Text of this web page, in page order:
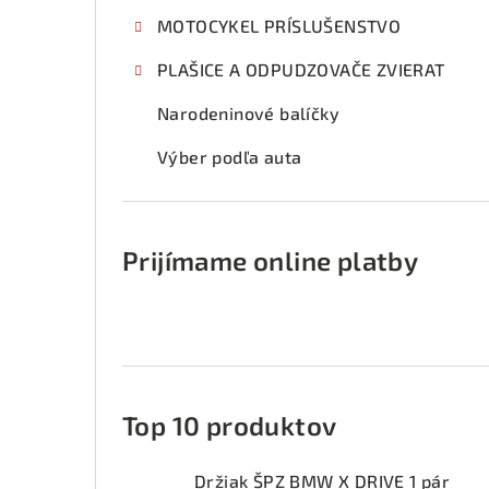
MOTOCYKEL PRÍSLUŠENSTVO
PLAŠICE A ODPUDZOVAČE ZVIERAT
Narodeninové balíčky
Výber podľa auta
Prijímame online platby
Top 10 produktov
Držiak ŠPZ BMW X DRIVE 1 pár